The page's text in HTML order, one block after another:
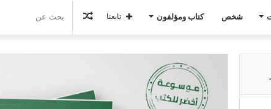
شخص كتاب ومؤلفون مقال
عشوائي
تابعنا